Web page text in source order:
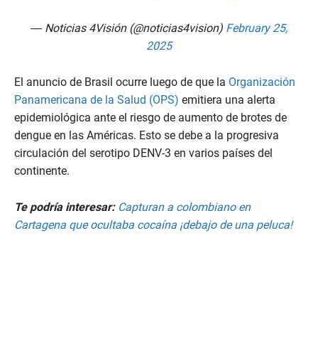
— Noticias 4Visión (@noticias4vision) February 25,
2025
El anuncio de Brasil ocurre luego de que la Organización
Panamericana de la Salud (OPS) emitiera una alerta
epidemiológica ante el riesgo de aumento de brotes de
dengue en las Américas. Esto se debe a la progresiva
circulación del serotipo DENV-3 en varios países del
continente.
Te podría interesar: Capturan a colombiano en
Cartagena que ocultaba cocaína ¡debajo de una peluca!